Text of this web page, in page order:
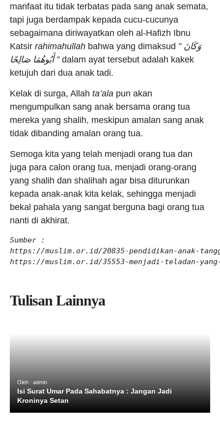
manfaat itu tidak terbatas pada sang anak semata,
tapi juga berdampak kepada cucu-cucunya
sebagaimana diriwayatkan oleh al-Hafizh Ibnu
Katsir rahimahullah bahwa yang dimaksud ” وَكَانَ
أَبُوهُمَا صَالِحًا ”dalam ayat tersebut adalah kakek
ketujuh dari dua anak tadi.
Kelak di surga, Allah ta’ala pun akan
mengumpulkan sang anak bersama orang tua
mereka yang shalih, meskipun amalan sang anak
tidak dibanding amalan orang tua.
Semoga kita yang telah menjadi orang tua dan
juga para calon orang tua, menjadi orang-orang
yang shalih dan shalihah agar bisa diturunkan
kepada anak-anak kita kelak, sehingga menjadi
bekal pahala yang sangat berguna bagi orang tua
nanti di akhirat.
Sumber :
https://muslim.or.id/20835-pendidikan-anak-
https://muslim.or.id/35553-menjadi-teladan-
Tulisan Lainnya
Oleh : admin
Isi Surat Umar Pada Sahabatnya : Jangan Jadi
Kroninya Setan